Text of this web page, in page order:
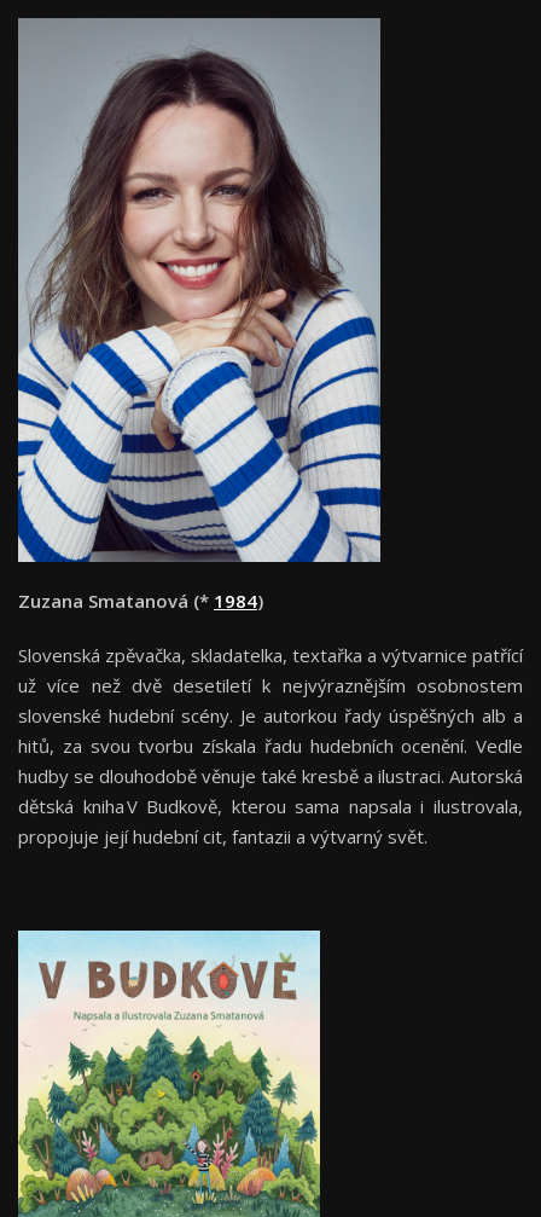
Zuzana Smatanová (* 1984)
Slovenská zpěvačka, skladatelka, textařka a výtvarnice patřící
už více než dvě desetiletí k nejvýraznějším osobnostem
slovenské hudební scény. Je autorkou řady úspěšných alb a
hitů, za svou tvorbu získala řadu hudebních ocenění. Vedle
hudby se dlouhodobě věnuje také kresbě a ilustraci. Autorská
dětská kniha V Budkově, kterou sama napsala i ilustrovala,
propojuje její hudební cit, fantazii a výtvarný svět.